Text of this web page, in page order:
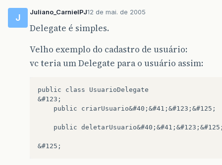
J
Juliano_CarnielPJ12 de mai. de 2005
Delegate é simples.
Velho exemplo do cadastro de usuário:
vc teria um Delegate para o usuário assim:
public class UsuarioDelegate
&#123;